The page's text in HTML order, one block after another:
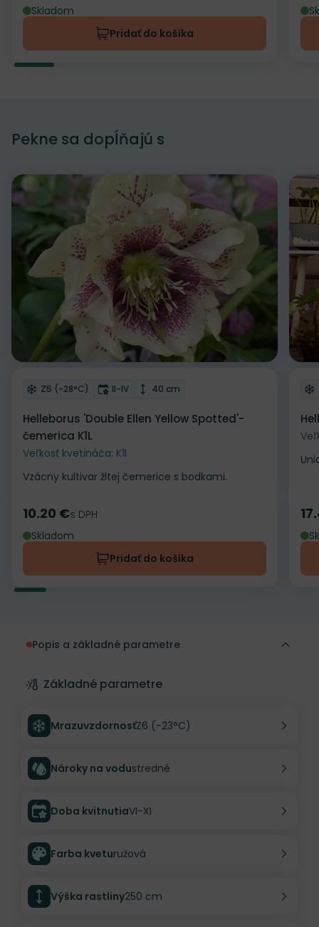
Skladom
Pridať do košíka
Pekne sa dopĺňajú s
Odober do zoznamu želaní
Mrazuvzdornosť
Z5 (-28°C) Doba kvitnutia
II-IV Výška rastliny
40 cm
Helleborus 'Double Ellen Yellow Spotted'-
čemerica K1L
Veľkosť kvetináča: K1l
Vzácny kultivar žltej čemerice s bodkami.
Cena
10.20 €s DPH
Skladom
Pridať do košíka
Popis a základné parametre
Základné parametre
MrazuvzdornosťZ6 (-23°C)
Nároky na vodustredné
Doba kvitnutiaVI-XI
Farba kveturužová
Výška rastliny250 cm